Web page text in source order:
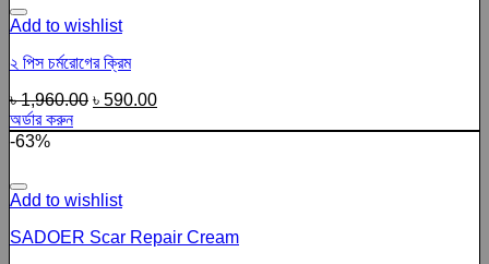
Add to wishlist
২ পিস চর্মরোগের ক্রিম
৳1,960.00 ৳ 590.00
অর্ডার করুন
-63%
Add to wishlist
SADOER Scar Repair Cream